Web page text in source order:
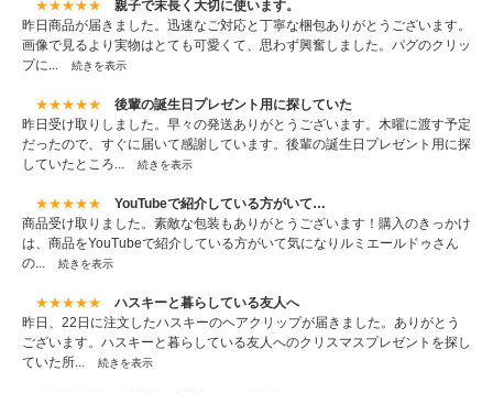
★★★★★
親子で末長く大切に使います。
昨日商品が届きました。迅速なご対応と丁寧な梱包ありがとうございます。
画像で見るより実物はとても可愛くて、思わず興奮しました。パグのクリッ
プに...
続きを表示
★★★★★
後輩の誕生日プレゼント用に探していた
昨日受け取りしました。早々の発送ありがとうございます。木曜に渡す予定
だったので、すぐに届いて感謝しています。後輩の誕生日プレゼント用に探
していたところ...
続きを表示
★★★★★
YouTubeで紹介している方がいて…
商品受け取りました。素敵な包装もありがとうございます！購入のきっかけ
は、商品をYouTubeで紹介している方がいて気になりルミエールドゥさん
の...
続きを表示
★★★★★
ハスキーと暮らしている友人へ
昨日、22日に注文したハスキーのヘアクリップが届きました。ありがとう
ございます。ハスキーと暮らしている友人へのクリスマスプレゼントを探し
ていた所...
続きを表示